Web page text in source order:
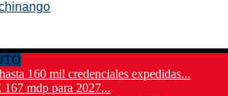
160 mil credenciales expedidas...
mdp para 2027...